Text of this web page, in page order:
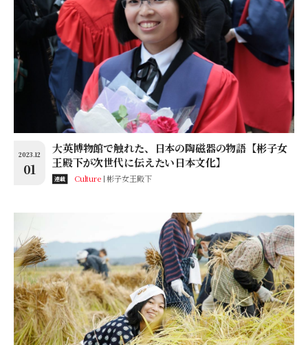
2023.12
01
大英博物館で触れた、日本の陶磁器の物語【彬子女
王殿下が次世代に伝えたい日本文化】
連載 Culture 彬子女王殿下